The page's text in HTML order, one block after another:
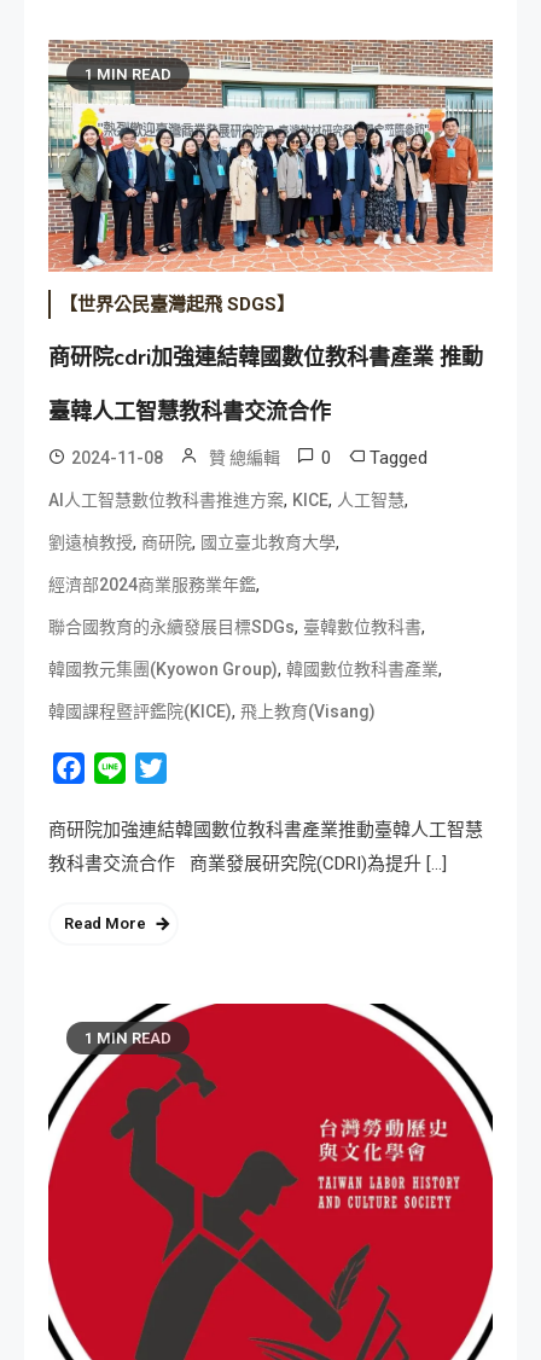
1 MIN READ
【世界公民臺灣起飛 SDGS】
商研院cdri加強連結韓國數位教科書產業 推動
臺韓人工智慧教科書交流合作
2024-11-08 贊 總編輯 0 Tagged
AI人工智慧數位教科書推進方案, KICE, 人工智慧,
劉遠楨教授, 商研院, 國立臺北教育大學,
經濟部2024商業服務業年鑑,
聯合國教育的永續發展目標SDGs, 臺韓數位教科書,
韓國教元集團(Kyowon Group), 韓國數位教科書產業,
韓國課程暨評鑑院(KICE), 飛上教育(Visang)
Facebook
Line
商研院加強連結韓國數位教科書產業推動臺韓人工智慧
教科書交流合作 商業發展研究院(CDRI)為提升 […]
Read More
1 MIN READ